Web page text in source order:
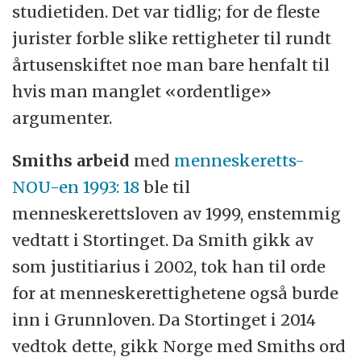
studietiden. Det var tidlig; for de fleste
jurister forble slike rettigheter til rundt
årtusenskiftet noe man bare henfalt til
hvis man manglet «ordentlige»
argumenter.
Smiths arbeid med menneskeretts-
NOU-en 1993: 18 ble til
menneskerettsloven av 1999, enstemmig
vedtatt i Stortinget. Da Smith gikk av
som justitiarius i 2002, tok han til orde
for at menneskerettighetene også burde
inn i Grunnloven. Da Stortinget i 2014
vedtok dette, gikk Norge med Smiths ord